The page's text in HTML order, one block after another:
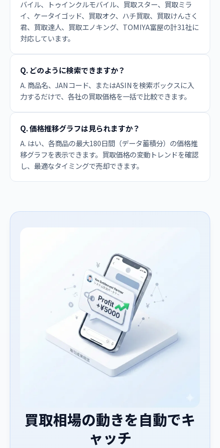
バイル、トゥインクルモバイル、買取スター、買取ミラ
イ、ケータイゴッド、買取オク、ハチ買取、買取けんさく
君、買取達人、買取エノキング、TOMIYA富屋の計31社に
対応しています。
Q. どのように検索できますか？
A. 商品名、JANコード、またはASINを検索ボックスに入
力するだけで、各社の買取価格を一括で比較できます。
Q. 価格推移グラフは見られますか？
A. はい、各商品の最大180日間（データ蓄積分）の価格推
移グラフを表示できます。買取価格の変動トレンドを確認
し、最適なタイミングで売却できます。
買取相場の動きを自動でキ
ャッチ